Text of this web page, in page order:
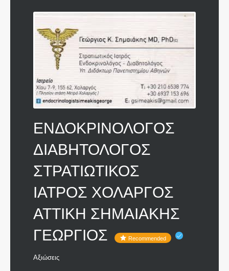
ΕΝΔΟΚΡΙΝΟΛΟΓΟΣ
ΔΙΑΒΗΤΟΛΟΓΟΣ
ΣΤΡΑΤΙΩΤΙΚΟΣ
ΙΑΤΡΟΣ ΧΟΛΑΡΓΟΣ
ΑΤΤΙΚΗ ΣΗΜΑΙΑΚΗΣ
ΓΕΩΡΓΙΟΣ
Recommended
Αξιώσεις